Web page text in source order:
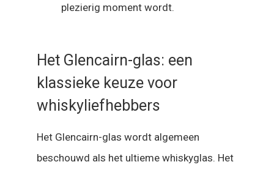
plezierig moment wordt.
Het Glencairn-glas: een
klassieke keuze voor
whiskyliefhebbers
Het Glencairn-glas wordt algemeen
beschouwd als het ultieme whiskyglas. Het